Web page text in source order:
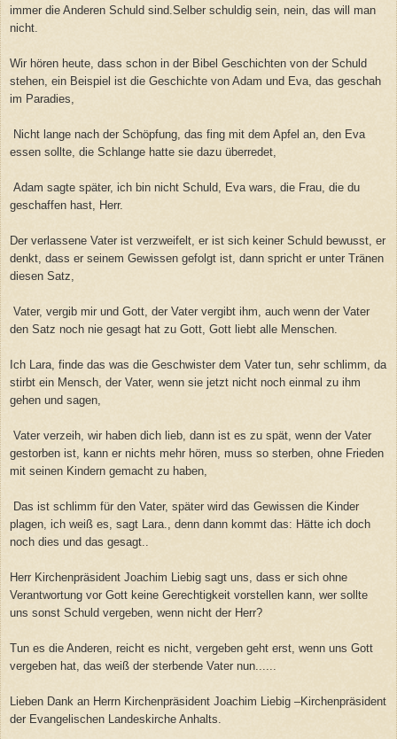
immer die Anderen Schuld sind.Selber schuldig sein, nein, das will man
nicht.
Wir hören heute, dass schon in der Bibel Geschichten von der Schuld
stehen, ein Beispiel ist die Geschichte von Adam und Eva, das geschah
im Paradies,
Nicht lange nach der Schöpfung, das fing mit dem Apfel an, den Eva
essen sollte, die Schlange hatte sie dazu überredet,
Adam sagte später, ich bin nicht Schuld, Eva wars, die Frau, die du
geschaffen hast, Herr.
Der verlassene Vater ist verzweifelt, er ist sich keiner Schuld bewusst, er
denkt, dass er seinem Gewissen gefolgt ist, dann spricht er unter Tränen
diesen Satz,
Vater, vergib mir und Gott, der Vater vergibt ihm, auch wenn der Vater
den Satz noch nie gesagt hat zu Gott, Gott liebt alle Menschen.
Ich Lara, finde das was die Geschwister dem Vater tun, sehr schlimm, da
stirbt ein Mensch, der Vater, wenn sie jetzt nicht noch einmal zu ihm
gehen und sagen,
Vater verzeih, wir haben dich lieb, dann ist es zu spät, wenn der Vater
gestorben ist, kann er nichts mehr hören, muss so sterben, ohne Frieden
mit seinen Kindern gemacht zu haben,
Das ist schlimm für den Vater, später wird das Gewissen die Kinder
plagen, ich weiß es, sagt Lara., denn dann kommt das: Hätte ich doch
noch dies und das gesagt..
Herr Kirchenpräsident Joachim Liebig sagt uns, dass er sich ohne
Verantwortung vor Gott keine Gerechtigkeit vorstellen kann, wer sollte
uns sonst Schuld vergeben, wenn nicht der Herr?
Tun es die Anderen, reicht es nicht, vergeben geht erst, wenn uns Gott
vergeben hat, das weiß der sterbende Vater nun......
Lieben Dank an Herrn Kirchenpräsident Joachim Liebig –Kirchenpräsident
der Evangelischen Landeskirche Anhalts.